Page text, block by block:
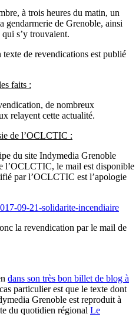
à trois heures du matin, un
gendarmerie de Grenoble, ainsi
s’y trouvaient.
de revendications est publié
faits :
de nombreux
relayent cette actualité.
de l’OCLCTIC :
du site Indymedia Grenoble
l’OCLCTIC, le mail est disponible
par l’OCLCTIC est l’apologie
09-21-solidarite-incendiaire
la revendication par le mail de
dans son très bon billet de blog à
particulier est que le texte dont
Grenoble est reproduit à
du quotidien régional Le